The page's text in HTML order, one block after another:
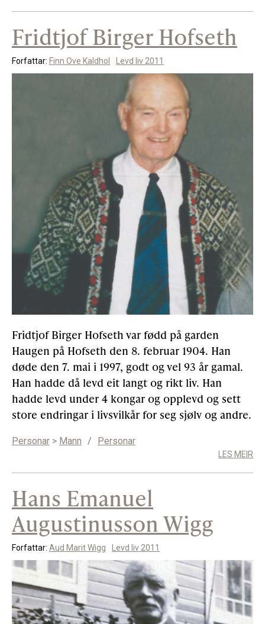
Fridtjof Birger Hofseth
Forfattar: Finn Ove Kaldhol Levd liv 2011
Fridtjof Birger Hofseth var fødd på garden
Haugen på Hofseth den 8. februar 1904. Han
døde den 7. mai i 1997, godt og vel 93 år gamal.
Han hadde då levd eit langt og rikt liv. Han
hadde levd under 4 kongar og opplevd og sett
store endringar i livsvilkår for seg sjølv og andre.
Personar > Mann / Personar
LES MEIR
Hans Emanuel
Augustinusson Wigg
Forfattar: Aud Marit Wigg Levd liv 2011